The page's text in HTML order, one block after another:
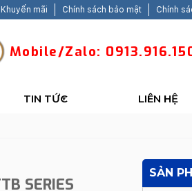
Khuyến mãi Chính sách bảo mật Chính
Mobile/Zalo:
TIN TỨC LIÊN HỆ
SERIES
SẢN